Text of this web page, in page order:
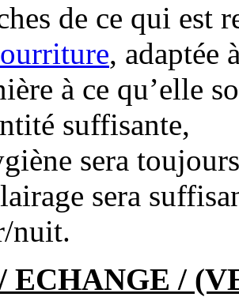
de ce qui est
, adaptée
à ce qu’elle
suffisante,
sera
sera
nuit.
ECHANGE /